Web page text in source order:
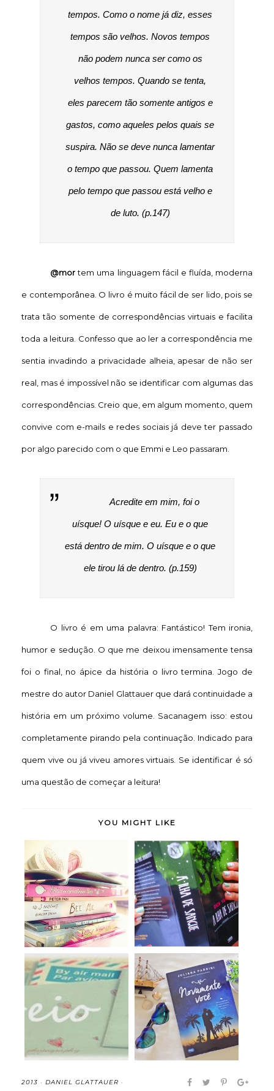
tempos. Como o nome já diz, esses
tempos são velhos. Novos tempos
não podem nunca ser como os
velhos tempos. Quando se tenta,
eles parecem tão somente antigos e
gastos, como aqueles pelos quais se
suspira. Não se deve nunca lamentar
o tempo que passou. Quem lamenta
pelo tempo que passou está velho e
de luto. (p.147)
@mortem uma linguagem fácil e fluída, moderna
e contemporânea. O livro é muito fácil de ser lido, pois se
trata tão somente de correspondências virtuais e facilita
toda a leitura. Confesso que ao ler a correspondência me
sentia invadindo a privacidade alheia, apesar de não ser
real, mas é impossível não se identificar com algumas das
correspondências. Creio que, em algum momento, quem
convive com e-mails e redes sociais já deve ter passado
por algo parecido com o que Emmi e Leo passaram.
Acredite em mim, foi o
uísque! O uísque e eu. Eu e o que
está dentro de mim. O uísque e o que
ele tirou lá de dentro. (p.159)
O livro é em uma palavra: Fantástico! Tem ironia,
humor e sedução. O que me deixou imensamente tensa
foi o final, no ápice da história o livro termina. Jogo de
mestre do autor Daniel Glattauer que dará continuidade a
história em um próximo volume. Sacanagem isso: estou
completamente pirando pela continuação. Indicado para
quem vive ou já viveu amores virtuais. Se identificar é só
uma questão de começar a leitura!
YOU MIGHT LIKE
Um Ano, 12 Meses, os
12 Melhores Li...
A Ilha de Sangue (O
Monstrologista,...
Chegou pelo Correios
37#
Novamente Você -
Juliana Parrini (r...
2013 · DANIEL GLATTAUER ·